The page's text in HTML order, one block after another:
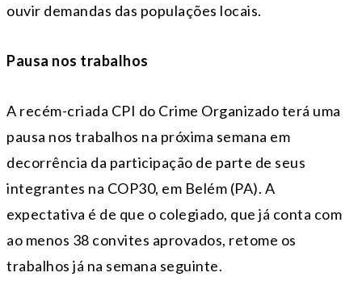
ouvir demandas das populações locais.
Pausa nos trabalhos
A recém-criada CPI do Crime Organizado terá uma
pausa nos trabalhos na próxima semana em
decorrência da participação de parte de seus
integrantes na COP30, em Belém (PA). A
expectativa é de que o colegiado, que já conta com
ao menos 38 convites aprovados, retome os
trabalhos já na semana seguinte.